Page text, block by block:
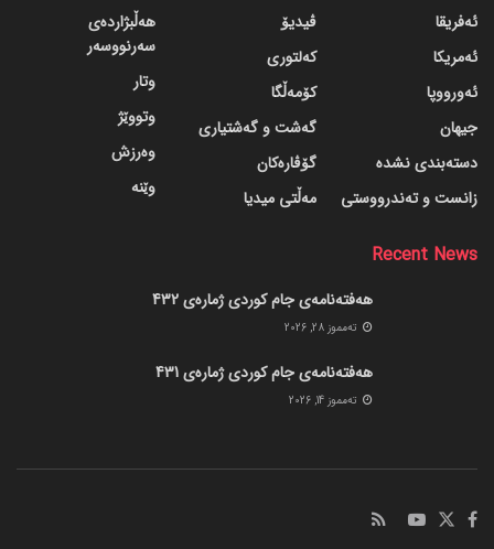
ئەفریقا
ئەمریکا
ئەورووپا
جیهان
دسته‌بندی نشده
زانست و تەندرووستی
ڤیدیۆ
کەلتوری
کۆمەڵگا
گه‌شت و گه‌شتیاری
گۆڤاره‌کان
مەڵتی میدیا
هەڵبژاردەی
سەرنووسەر
وتار
وتووێژ
وەرزش
وێنە
Recent News
هەفتەنامەی جام کوردی ژمارەی 432
ته‌مموز 28, 2026
هەفتەنامەی جام کوردی ژمارەی 431
ته‌مموز 14, 2026